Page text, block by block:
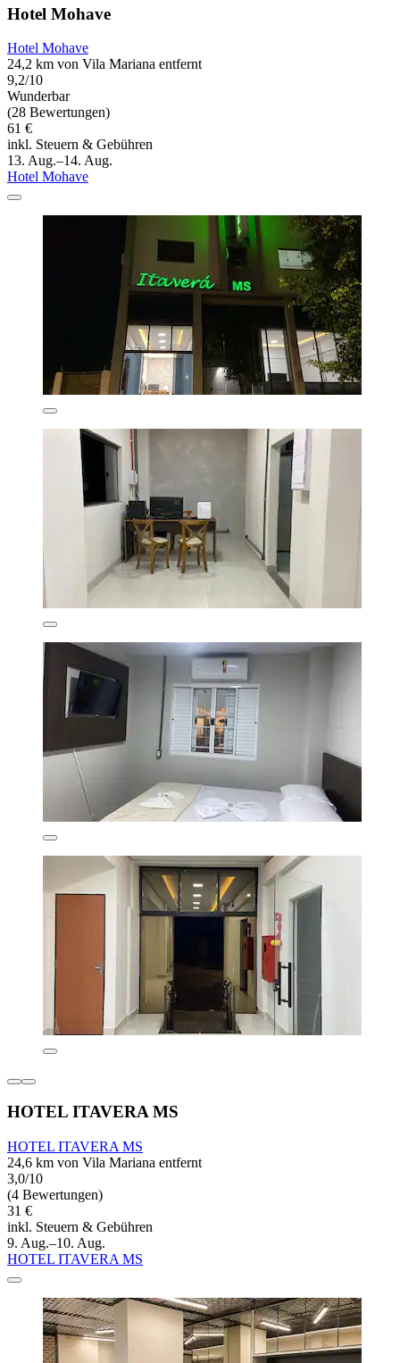
Hotel Mohave
Hotel Mohave
24,2 km von Vila Mariana entfernt
9,2/10
Wunderbar
(28 Bewertungen)
61 €
inkl. Steuern & Gebühren
13. Aug.–14. Aug.
Hotel Mohave
HOTEL ITAVERA MS
HOTEL ITAVERA MS
24,6 km von Vila Mariana entfernt
3,0/10
(4 Bewertungen)
31 €
inkl. Steuern & Gebühren
9. Aug.–10. Aug.
HOTEL ITAVERA MS